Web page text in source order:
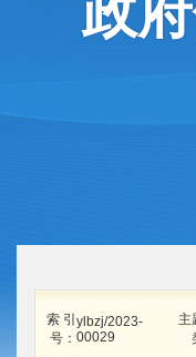
政
索 引
号：
ylbzj/2023-
00029
主